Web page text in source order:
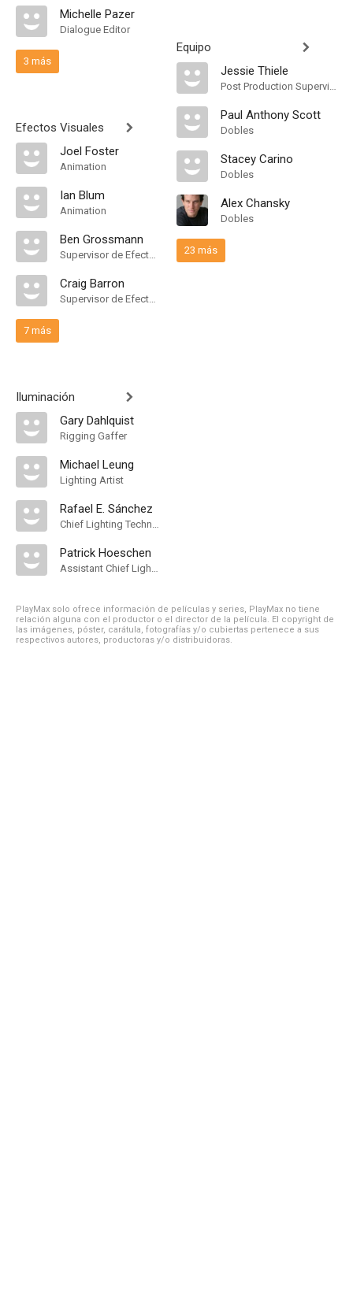
Michelle Pazer
Dialogue Editor
3 más
Efectos Visuales
Joel Foster
Animation
Ian Blum
Animation
Ben Grossmann
Supervisor de Efectos Visuales
Craig Barron
Supervisor de Efectos Visuales
7 más
Iluminación
Gary Dahlquist
Rigging Gaffer
Michael Leung
Lighting Artist
Rafael E. Sánchez
Chief Lighting Technician
Patrick Hoeschen
Assistant Chief Lighting Technician
Equipo
Jessie Thiele
Post Production Supervisor
Paul Anthony Scott
Dobles
Stacey Carino
Dobles
Alex Chansky
Dobles
23 más
PlayMax solo ofrece información de películas y series, PlayMax no tiene
relación alguna con el productor o el director de la película. El copyright de
las imágenes, póster, carátula, fotografías y/o cubiertas pertenece a sus
respectivos autores, productoras y/o distribuidoras.